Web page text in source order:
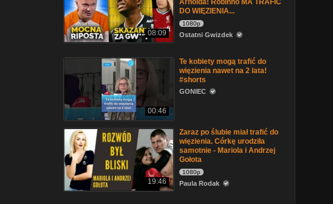
08:09
Arnolda! Robinho MA TRAFIĆ
DO WIĘZIENIA...
1080p
Ostatni Gwizdek
00:46
Te kobiety mogą trafić do
więzienia nawet na 2 lata!
#shorts
GONIEC
19:46
Zaraz po ślubie miał trafić do
więzienia. Córkę urodziła
samotnie - Mariola i Andrzej
Gołota
1080p
Paula Rodak